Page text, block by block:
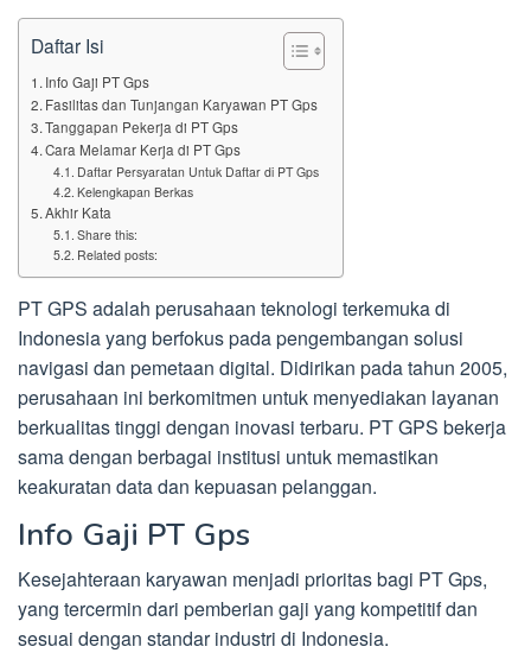
Daftar Isi
Info Gaji PT Gps
Fasilitas dan Tunjangan Karyawan PT Gps
Tanggapan Pekerja di PT Gps
Cara Melamar Kerja di PT Gps
Daftar Persyaratan Untuk Daftar di PT Gps
Kelengkapan Berkas
Akhir Kata
Share this:
Related posts:
PT GPS adalah perusahaan teknologi terkemuka di
Indonesia yang berfokus pada pengembangan solusi
navigasi dan pemetaan digital. Didirikan pada tahun 2005,
perusahaan ini berkomitmen untuk menyediakan layanan
berkualitas tinggi dengan inovasi terbaru. PT GPS bekerja
sama dengan berbagai institusi untuk memastikan
keakuratan data dan kepuasan pelanggan.
Info Gaji PT Gps
Kesejahteraan karyawan menjadi prioritas bagi PT Gps,
yang tercermin dari pemberian gaji yang kompetitif dan
sesuai dengan standar industri di Indonesia.